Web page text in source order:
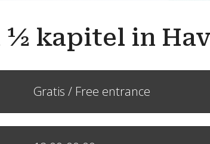
½ kapitel in
Gratis / Free entrance